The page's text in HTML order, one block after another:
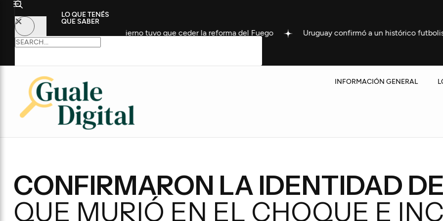
LO QUE TENÉS
QUE SABER
pero el Gobierno tuvo que ceder la reforma del Fuego Uruguay confirmó a un histórico futbolista como nuevo
INFORMACIÓN GENERAL
CONFIRMARON LA IDENTIDAD
QUE MURIÓ EN EL CHOQUE E